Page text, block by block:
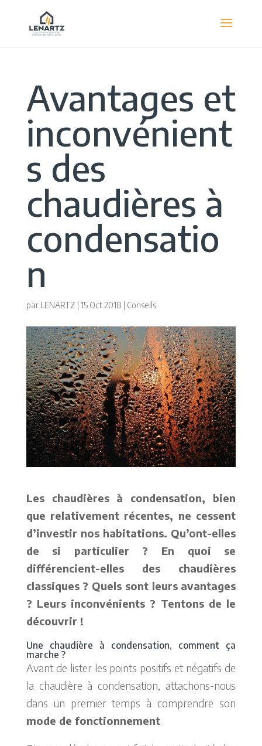
Avantages et
inconvénient
s des
chaudières à
condensatio
n
par LENARTZ 15 Oct 2018 Conseils
Les chaudières à condensation, bien
que relativement récentes, ne cessent
d’investir nos habitations. Qu’ont-elles
de si particulier ? En quoi se
différencient-elles des chaudières
classiques ? Quels sont leurs avantages
? Leurs inconvénients ? Tentons de le
découvrir !
Une chaudière à condensation, comment ça
marche ?
Avant de lister les points positifs et négatifs de
la chaudière à condensation, attachons-nous
dans un premier temps à comprendre son
mode de fonctionnement.